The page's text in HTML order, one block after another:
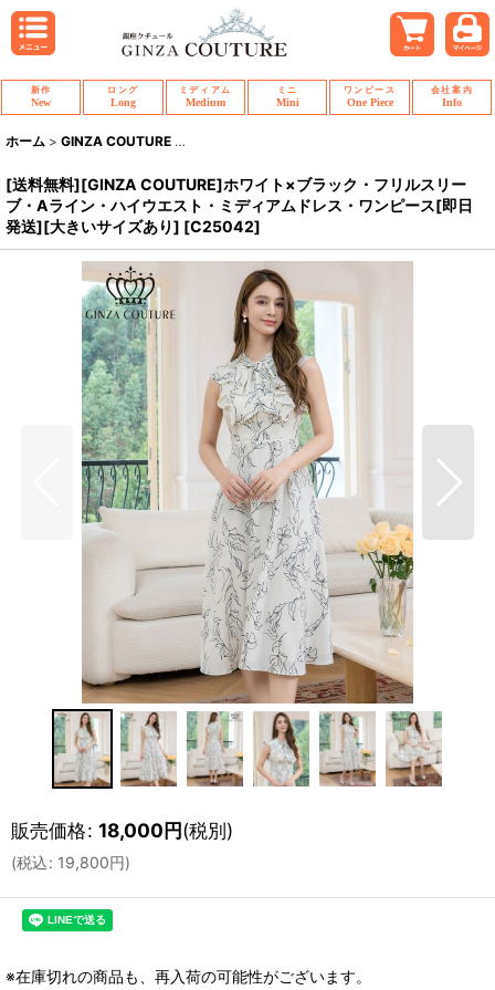
新作
New
ロング
Long
ミディアム
Medium
ミニ
Mini
ワンピース
One Piece
会社案内
Info
ホーム > GINZA COUTURE >
[送料無料][GINZA COUTURE]ホワイト×ブラック・フリルスリー
ブ・Aライン・ハイウエスト・ミディアムドレス・ワンピース[即日
発送][大きいサイズあり] [C25042]
販売価格: 18,000円(税別)
(税込: 19,800円)
※在庫切れの商品も、再入荷の可能性がございます。